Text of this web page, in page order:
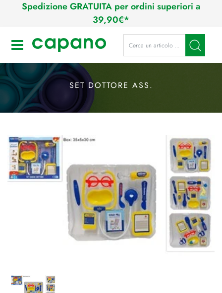
Spedizione GRATUITA per ordini superiori a
39,90€*
Open La modifica di un filtro
SET DOTTORE ASS.